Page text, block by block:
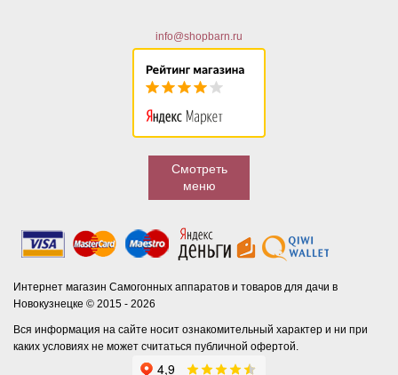
info@shopbarn.ru
Смотреть
меню
Интернет магазин Самогонных аппаратов и товаров для дачи в
Новокузнецке © 2015 - 2026
Вся информация на сайте носит ознакомительный характер и ни при
каких условиях не может считаться публичной офертой.